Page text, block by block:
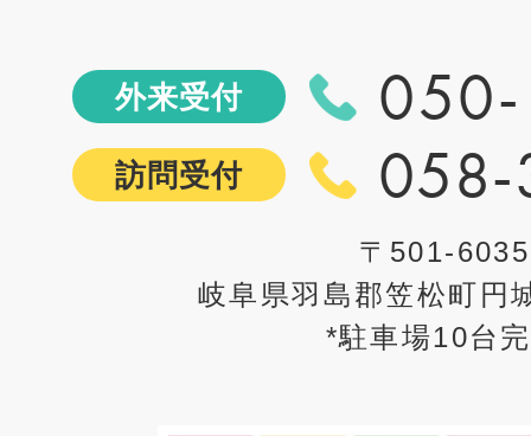
外来受付
訪問受付 058-
〒501-6035
岐阜県羽島郡笠松町円
*駐車場10台